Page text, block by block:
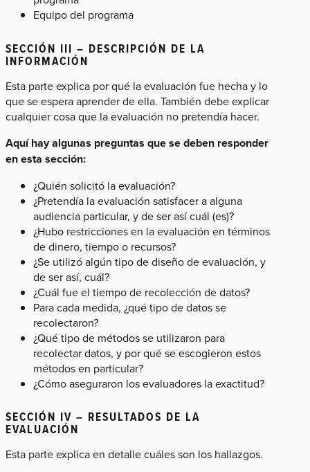
Equipo del programa
SECCIÓN III – DESCRIPCIÓN DE LA
INFORMACIÓN
Esta parte explica por qué la evaluación fue hecha y lo
que se espera aprender de ella. También debe explicar
cualquier cosa que la evaluación no pretendía hacer.
Aquí hay algunas preguntas que se deben responder
en esta sección:
¿Quién solicitó la evaluación?
¿Pretendía la evaluación satisfacer a alguna
audiencia particular, y de ser así cuál (es)?
¿Hubo restricciones en la evaluación en términos
de dinero, tiempo o recursos?
¿Se utilizó algún tipo de diseño de evaluación, y
de ser así, cuál?
¿Cuál fue el tiempo de recolección de datos?
Para cada medida, ¿qué tipo de datos se
recolectaron?
¿Qué tipo de métodos se utilizaron para
recolectar datos, y por qué se escogieron estos
métodos en particular?
¿Cómo aseguraron los evaluadores la exactitud?
SECCIÓN IV – RESULTADOS DE LA
EVALUACIÓN
Esta parte explica en detalle cuáles son los hallazgos.